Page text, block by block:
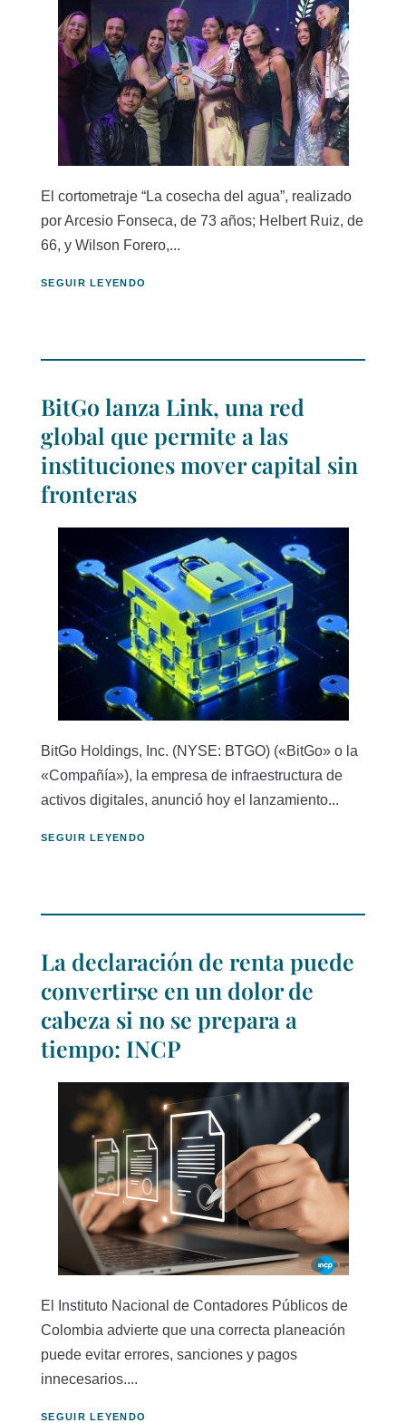
El cortometraje “La cosecha del agua”, realizado
por Arcesio Fonseca, de 73 años; Helbert Ruiz, de
66, y Wilson Forero,...
SEGUIR LEYENDO
BitGo lanza Link, una red
global que permite a las
instituciones mover capital sin
fronteras
BitGo Holdings, Inc. (NYSE: BTGO) («BitGo» o la
«Compañía»), la empresa de infraestructura de
activos digitales, anunció hoy el lanzamiento...
SEGUIR LEYENDO
La declaración de renta puede
convertirse en un dolor de
cabeza si no se prepara a
tiempo: INCP
El Instituto Nacional de Contadores Públicos de
Colombia advierte que una correcta planeación
puede evitar errores, sanciones y pagos
innecesarios....
SEGUIR LEYENDO